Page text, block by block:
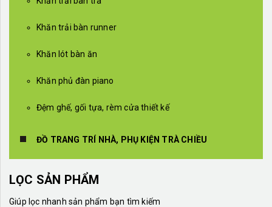
Khăn trải bàn runner
Khăn lót bàn ăn
Khăn phủ đàn piano
Đệm ghế, gối tựa, rèm cửa thiết kế
ĐỒ TRANG TRÍ NHÀ, PHỤ KIỆN TRÀ CHIỀU
LỌC SẢN PHẨM
Giúp lọc nhanh sản phẩm bạn tìm kiếm